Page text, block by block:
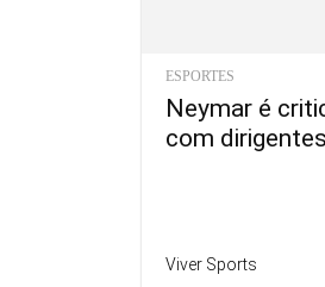
ESPORTES
Neymar é
com
Viver Sports